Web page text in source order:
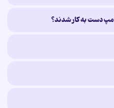
دست به کار شدند؟